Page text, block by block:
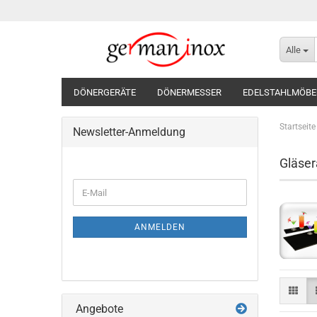
Alle
DÖNERGERÄTE DÖNERMESSER
Startseite
Newsletter-Anmeldung
ZUR
E-
Mail
ANMELDEN
Angebote